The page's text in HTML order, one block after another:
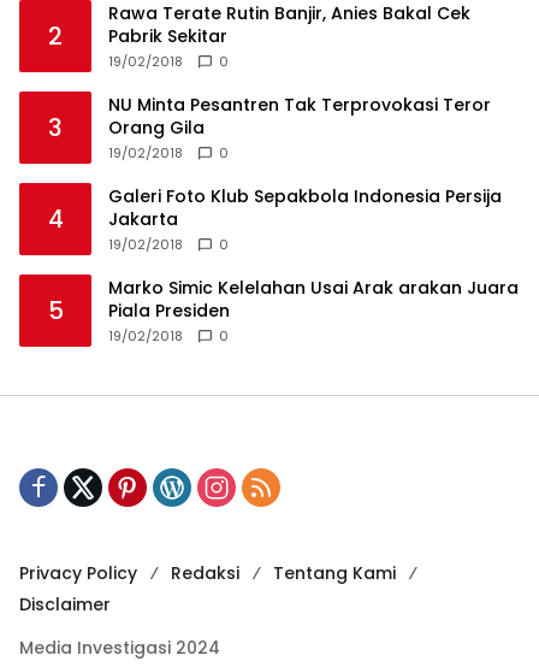
2
Rawa Terate Rutin Banjir, Anies Bakal Cek
Pabrik Sekitar
19/02/2018 0
3
NU Minta Pesantren Tak Terprovokasi Teror
Orang Gila
19/02/2018 0
4
Galeri Foto Klub Sepakbola Indonesia Persija
Jakarta
19/02/2018 0
5
Marko Simic Kelelahan Usai Arak arakan Juara
Piala Presiden
19/02/2018 0
Privacy Policy Redaksi
Tentang Kami
Disclaimer
Media Investigasi 2024